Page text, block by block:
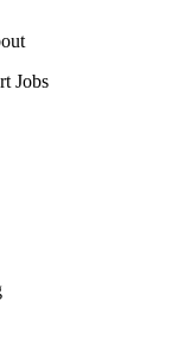
Jobs